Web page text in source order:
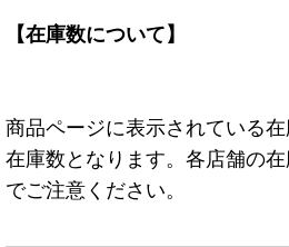
【在庫数について】
商品ページに表示されている
在庫数となります。各店舗の
でご注意ください。